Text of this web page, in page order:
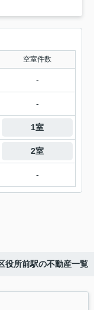
空室件数
-
-
1室
2室
-
役所前駅の不動産一覧